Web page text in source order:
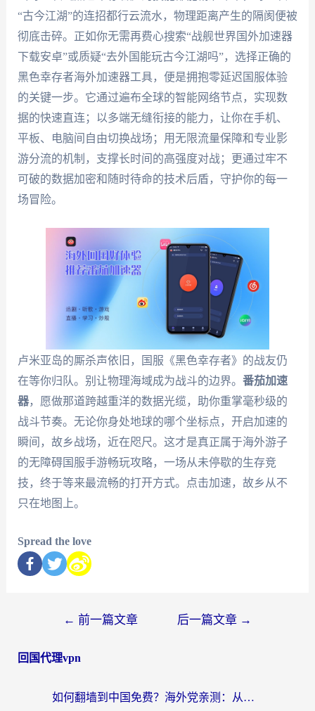
“古今江湖”的连招都行云流水，物理距离产生的隔阂便被
彻底击碎。正如你无需再费心搜索“战舰世界国外加速器
下载安卓”或质疑“去外国能玩古今江湖吗”，选择正确的
黑色幸存者海外加速器工具，便是拥抱零延迟国服体验
的关键一步。它通过遍布全球的智能网络节点，实现数
据的快速直连；以多端无缝衔接的能力，让你在手机、
平板、电脑间自由切换战场；用无限流量保障和专业影
游分流的机制，支撑长时间的高强度对战；更通过牢不
可破的数据加密和随时待命的技术后盾，守护你的每一
场冒险。
卢米亚岛的厮杀声依旧，国服《黑色幸存者》的战友仍
在等你归队。别让物理海域成为战斗的边界。 番茄加速
器，愿做那道跨越重洋的数据光缆，助你重掌毫秒级的
战斗节奏。无论你身处地球的哪个坐标点，开启加速的
瞬间，故乡战场，近在咫尺。这才是真正属于海外游子
的无障碍国服手游畅玩攻略，一场从未停歇的生存竞
技，终于等来最流畅的打开方式。点击加速，故乡从不
只在地图上。
Spread the love
← 前一篇文章 后一篇文章 →
回国代理vpn
如何翻墙到中国免费？海外党亲测：从踩坑到选对加速器的全攻略